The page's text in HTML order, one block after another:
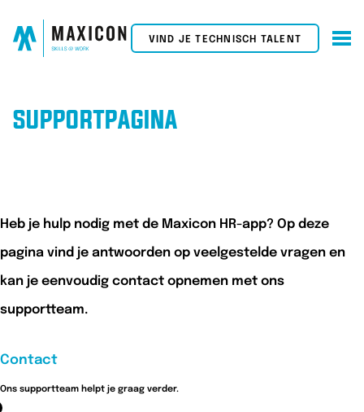
VIND JE TECHNISCH TALENT
SUPPORTPAGINA
Heb je hulp nodig met de Maxicon HR-app? Op deze
pagina vind je antwoorden op veelgestelde vragen en
kan je eenvoudig contact opnemen met ons
supportteam.
Contact
Ons supportteam helpt je graag verder.